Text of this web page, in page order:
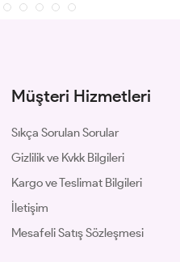
Müşteri Hizmetleri
Sıkça Sorulan Sorular
Gizlilik ve Kvkk Bilgileri
Kargo ve Teslimat Bilgileri
İletişim
Mesafeli Satış Sözleşmesi